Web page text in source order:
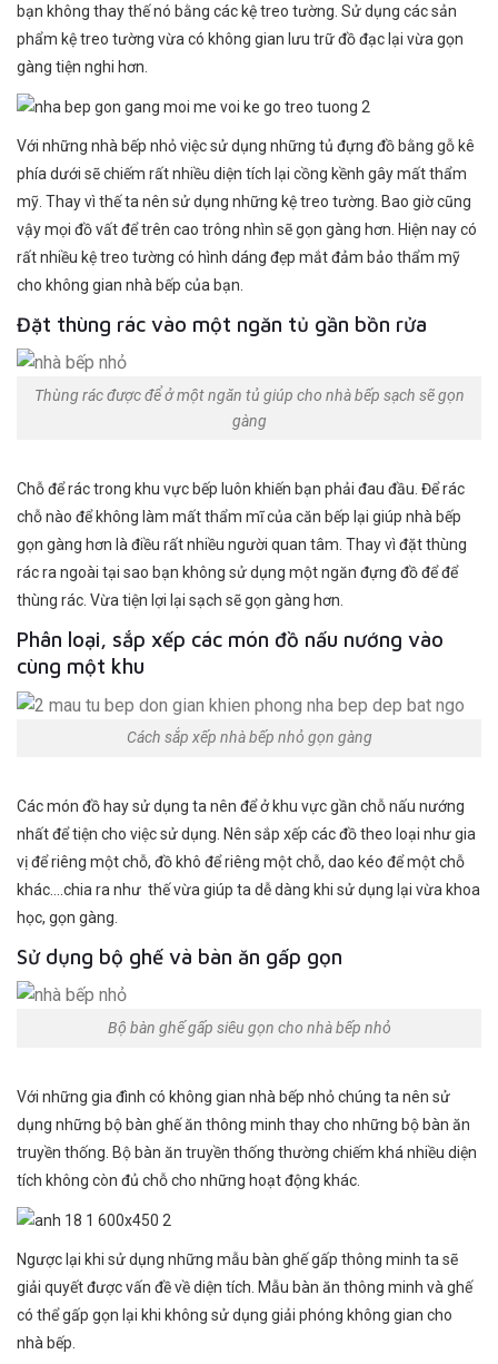
bạn không thay thế nó bằng các kệ treo tường. Sử dụng các sản
phẩm kệ treo tường vừa có không gian lưu trữ đồ đạc lại vừa gọn
gàng tiện nghi hơn.
Với những nhà bếp nhỏ việc sử dụng những tủ đựng đồ bằng gỗ kê
phía dưới sẽ chiếm rất nhiều diện tích lại cồng kềnh gây mất thẩm
mỹ. Thay vì thế ta nên sử dụng những kệ treo tường. Bao giờ cũng
vậy mọi đồ vất để trên cao trông nhìn sẽ gọn gàng hơn. Hiện nay có
rất nhiều kệ treo tường có hình dáng đẹp mắt đảm bảo thẩm mỹ
cho không gian nhà bếp của bạn.
Đặt thùng rác vào một ngăn tủ gần bồn rửa
Thùng rác được để ở một ngăn tủ giúp cho nhà bếp sạch sẽ gọn
gàng
Chỗ để rác trong khu vực bếp luôn khiến bạn phải đau đầu. Để rác
chỗ nào để không làm mất thẩm mĩ của căn bếp lại giúp nhà bếp
gọn gàng hơn là điều rất nhiều người quan tâm. Thay vì đặt thùng
rác ra ngoài tại sao bạn không sử dụng một ngăn đựng đồ để để
thùng rác. Vừa tiện lợi lại sạch sẽ gọn gàng hơn.
Phân loại, sắp xếp các món đồ nấu nướng vào
cùng một khu
Cách sắp xếp nhà bếp nhỏ gọn gàng
Các món đồ hay sử dụng ta nên để ở khu vực gần chỗ nấu nướng
nhất để tiện cho việc sử dụng. Nên sắp xếp các đồ theo loại như gia
vị để riêng một chỗ, đồ khô để riêng một chỗ, dao kéo để một chỗ
khác….chia ra như thế vừa giúp ta dễ dàng khi sử dụng lại vừa khoa
học, gọn gàng.
Sử dụng bộ ghế và bàn ăn gấp gọn
Bộ bàn ghế gấp siêu gọn cho nhà bếp nhỏ
Với những gia đình có không gian nhà bếp nhỏ chúng ta nên sử
dụng những bộ bàn ghế ăn thông minh thay cho những bộ bàn ăn
truyền thống. Bộ bàn ăn truyền thống thường chiếm khá nhiều diện
tích không còn đủ chỗ cho những hoạt động khác.
Ngược lại khi sử dụng những mẫu bàn ghế gấp thông minh ta sẽ
giải quyết được vấn đề về diện tích. Mẫu bàn ăn thông minh và ghế
có thể gấp gọn lại khi không sử dụng giải phóng không gian cho
nhà bếp.